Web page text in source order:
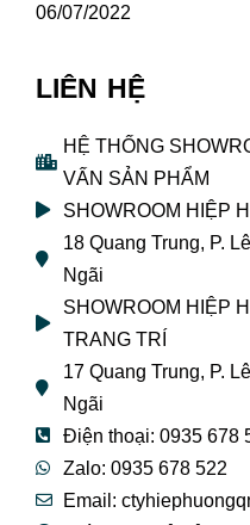
06/07/2022
LIÊN HỆ
HỆ THỐNG
VẤN SẢN PHẨM
SHOWROOM HIỆP
18 Quang Trung, P.
Ngãi
SHOWROOM HIỆP
TRANG TRÍ
17 Quang Trung, P.
Ngãi
Điện thoại: 0935 678
Zalo: 0935 678 522
Email: